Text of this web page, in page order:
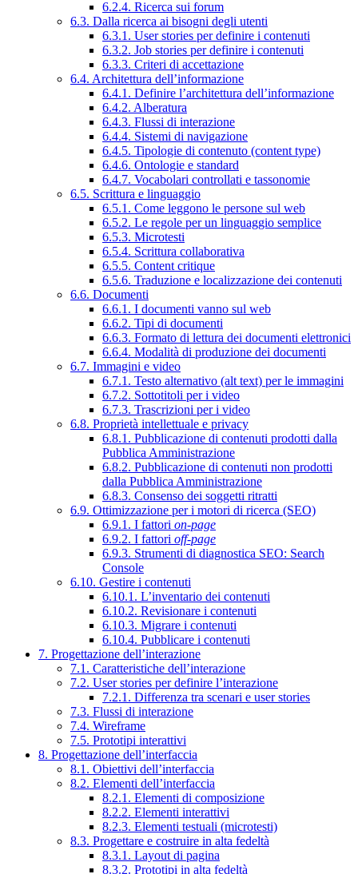
6.2.4. Ricerca sui forum
6.3. Dalla ricerca ai bisogni degli utenti
6.3.1. User stories per definire i contenuti
6.3.2. Job stories per definire i contenuti
6.3.3. Criteri di accettazione
6.4. Architettura dell’informazione
6.4.1. Definire l’architettura dell’informazione
6.4.2. Alberatura
6.4.3. Flussi di interazione
6.4.4. Sistemi di navigazione
6.4.5. Tipologie di contenuto (content type)
6.4.6. Ontologie e standard
6.4.7. Vocabolari controllati e tassonomie
6.5. Scrittura e linguaggio
6.5.1. Come leggono le persone sul web
6.5.2. Le regole per un linguaggio semplice
6.5.3. Microtesti
6.5.4. Scrittura collaborativa
6.5.5. Content critique
6.5.6. Traduzione e localizzazione dei contenuti
6.6. Documenti
6.6.1. I documenti vanno sul web
6.6.2. Tipi di documenti
6.6.3. Formato di lettura dei documenti elettronici
6.6.4. Modalità di produzione dei documenti
6.7. Immagini e video
6.7.1. Testo alternativo (alt text) per le immagini
6.7.2. Sottotitoli per i video
6.7.3. Trascrizioni per i video
6.8. Proprietà intellettuale e privacy
6.8.1. Pubblicazione di contenuti prodotti dalla
Pubblica Amministrazione
6.8.2. Pubblicazione di contenuti non prodotti
dalla Pubblica Amministrazione
6.8.3. Consenso dei soggetti ritratti
6.9. Ottimizzazione per i motori di ricerca (SEO)
6.9.1. I fattori on-page
6.9.2. I fattori off-page
6.9.3. Strumenti di diagnostica SEO: Search
Console
6.10. Gestire i contenuti
6.10.1. L’inventario dei contenuti
6.10.2. Revisionare i contenuti
6.10.3. Migrare i contenuti
6.10.4. Pubblicare i contenuti
7. Progettazione dell’interazione
7.1. Caratteristiche dell’interazione
7.2. User stories per definire l’interazione
7.2.1. Differenza tra scenari e user stories
7.3. Flussi di interazione
7.4. Wireframe
7.5. Prototipi interattivi
8. Progettazione dell’interfaccia
8.1. Obiettivi dell’interfaccia
8.2. Elementi dell’interfaccia
8.2.1. Elementi di composizione
8.2.2. Elementi interattivi
8.2.3. Elementi testuali (microtesti)
8.3. Progettare e costruire in alta fedeltà
8.3.1. Layout di pagina
8.3.2. Prototipi in alta fedeltà